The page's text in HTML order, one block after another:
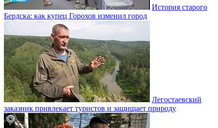
История старого
Бердска: как купец Горохов изменил город
Легостаевский
заказник привлекает туристов и защищает природу